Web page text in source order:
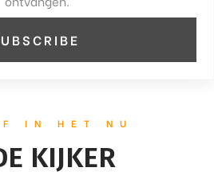
IN HET NU
KIJKER